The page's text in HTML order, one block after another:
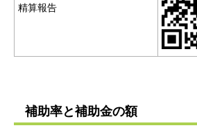
精算報告
補助率と補助金の額